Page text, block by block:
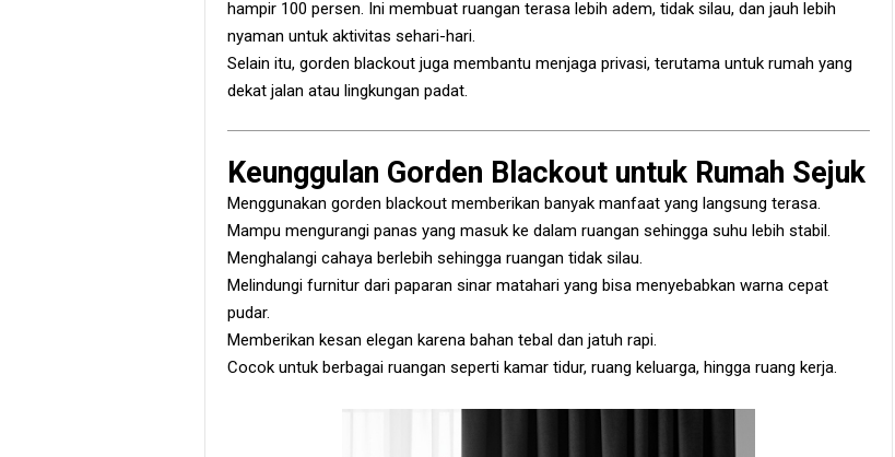
hampir 100 persen. Ini membuat ruangan terasa lebih adem, tidak silau, dan jauh lebih
nyaman untuk aktivitas sehari-hari.
Selain itu, gorden blackout juga membantu menjaga privasi, terutama untuk rumah yang
dekat jalan atau lingkungan padat.
Keunggulan Gorden Blackout untuk Rumah Sejuk
Menggunakan gorden blackout memberikan banyak manfaat yang langsung terasa.
Mampu mengurangi panas yang masuk ke dalam ruangan sehingga suhu lebih stabil.
Menghalangi cahaya berlebih sehingga ruangan tidak silau.
Melindungi furnitur dari paparan sinar matahari yang bisa menyebabkan warna cepat
pudar.
Memberikan kesan elegan karena bahan tebal dan jatuh rapi.
Cocok untuk berbagai ruangan seperti kamar tidur, ruang keluarga, hingga ruang kerja.